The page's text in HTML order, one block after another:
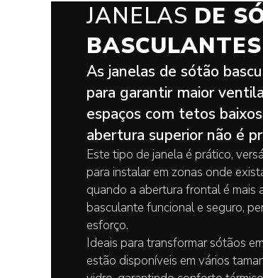
JANELAS DE
BASCULANTES
As janelas de sótão
para garantir maior
espaços com tetos
abertura superior não é
Este tipo de janela é prático,
para instalar em zonas onde
quando a abertura frontal é mais
basculante funcional e seguro,
esforço.
Ideais para transformar sótãos
estão disponíveis em vários